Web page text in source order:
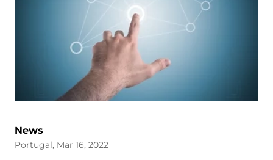
News
Portugal, Mar 16, 2022